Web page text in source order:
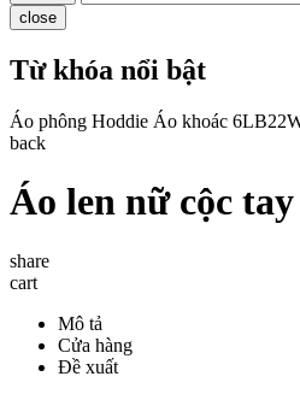
close
Từ khóa nổi bật
Áo phông Hoddie Áo khoác
back
Áo len nữ cộc
share
cart
Mô tả
Cửa hàng
Đề xuất